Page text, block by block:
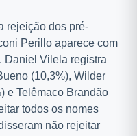
rejeição dos pré-
Perillo aparece com
Daniel Vilela registra
(10,3%), Wilder
e Telêmaco Brandão
todos os nomes
não rejeitar